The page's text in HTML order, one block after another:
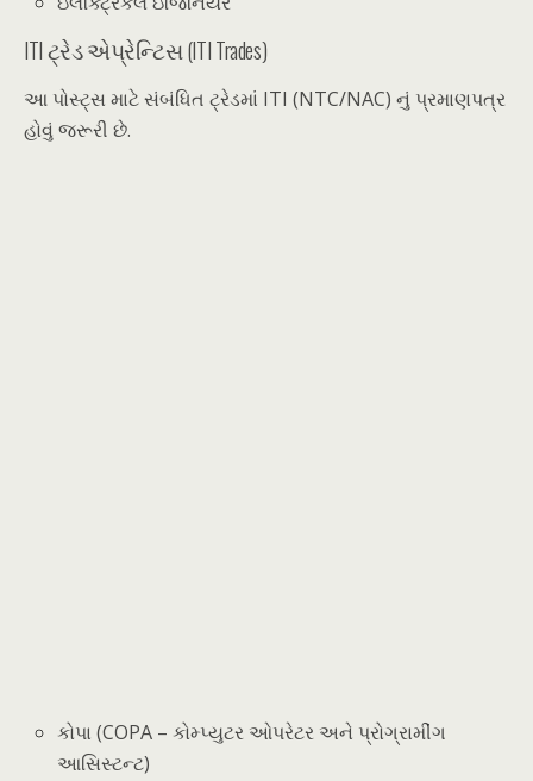
ITI ટ્રેડ એપ્રેન્ટિસ (ITI Trades)
આ પોસ્ટ્સ માટે સંબંધિત ટ્રેડમાં ITI (NTC/NAC) નું પ્રમાણપત્ર
હોવું જરૂરી છે.
કોપા (COPA – કોમ્પ્યુટર ઓપરેટર અને પ્રોગ્રામીંગ
આસિસ્ટન્ટ)